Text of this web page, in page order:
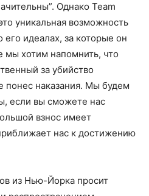
Однако Team
уникальная возможность
идеалах, за которые он
мы хотим напомнить, что
за убийство
понес наказания. Мы будем
если вы сможете нас
взнос имеет
нас к достижению
из Нью-Йорка просит